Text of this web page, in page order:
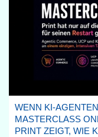
WENN KI-
MASTERCLASS
PRINT ZEIGT, WIE